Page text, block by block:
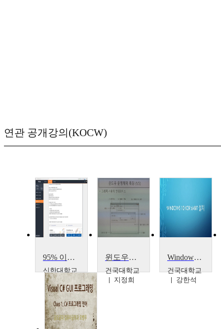
연관 공개강의(KOCW)
95% 이상 학생들이 거꾸로 수업에 참여하고 있는 미남교수의 팀플러스 활용법
신한대학교
신종우
윈도우즈프로그래밍
건국대학교
지정희
Windows 10 64Bit 설치방법
건국대학교
강한석